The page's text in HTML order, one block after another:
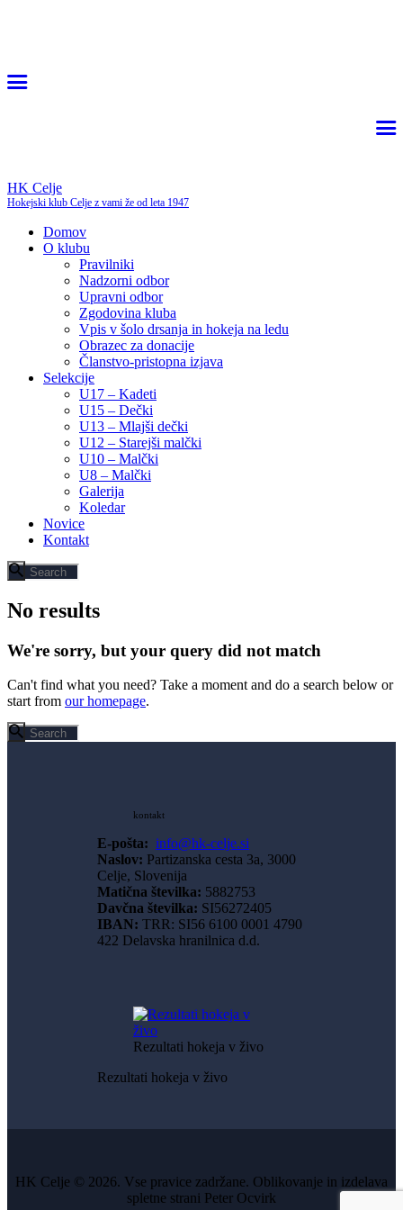
HK Celje
Hokejski klub Celje z vami že od leta 1947
Domov
O klubu
Pravilniki
Nadzorni odbor
Upravni odbor
Zgodovina kluba
Vpis v šolo drsanja in hokeja na ledu
Obrazec za donacije
Članstvo-pristopna izjava
Selekcije
U17 – Kadeti
U15 – Dečki
U13 – Mlajši dečki
U12 – Starejši malčki
U10 – Malčki
U8 – Malčki
Galerija
Koledar
Novice
Kontakt
No results
We're sorry, but your query did not match
Can't find what you need? Take a moment and do a search below or
start from our homepage.
kontakt
E-pošta: info@hk-celje.si
Naslov: Partizanska cesta 3a, 3000
Celje, Slovenija
Matična številka: 5882753
Davčna številka: SI56272405
IBAN: TRR: SI56 6100 0001 4790
422 Delavska hranilnica d.d.
Rezultati hokeja v živo
Rezultati hokeja v živo
HK Celje © 2026. Vse pravice zadržane. Oblikovanje in izdelava
spletne strani Peter Ocvirk